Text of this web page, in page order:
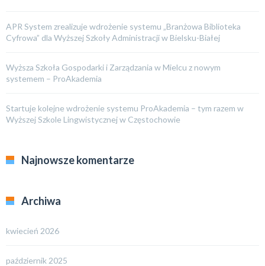
APR System zrealizuje wdrożenie systemu „Branżowa Biblioteka
Cyfrowa” dla Wyższej Szkoły Administracji w Bielsku-Białej
Wyższa Szkoła Gospodarki i Zarządzania w Mielcu z nowym
systemem – ProAkademia
Startuje kolejne wdrożenie systemu ProAkademia – tym razem w
Wyższej Szkole Lingwistycznej w Częstochowie
Najnowsze komentarze
Archiwa
kwiecień 2026
październik 2025